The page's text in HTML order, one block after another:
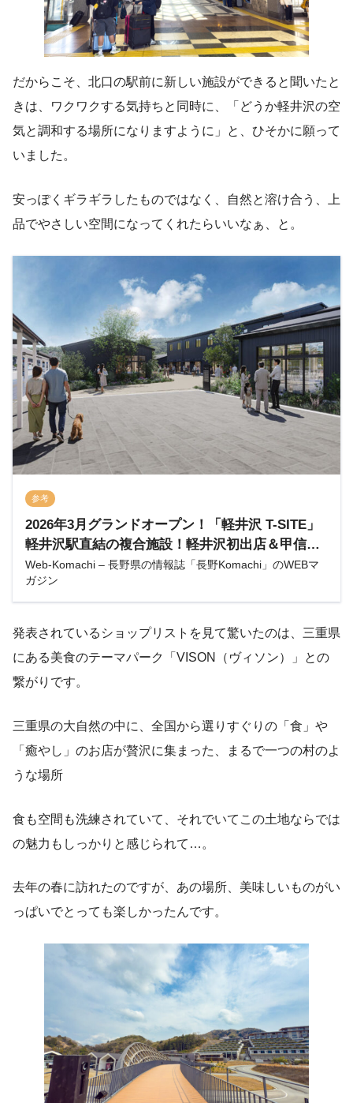
だからこそ、北口の駅前に新しい施設ができると聞いたと
きは、ワクワクする気持ちと同時に、「どうか軽井沢の空
気と調和する場所になりますように」と、ひそかに願って
いました。
安っぽくギラギラしたものではなく、自然と溶け合う、上
品でやさしい空間になってくれたらいいなぁ、と。
参考
2026年3月グランドオープン！「軽井沢 T-SITE」
軽井沢駅直結の複合施設！軽井沢初出店＆甲信越
初出店を含む16店舗が集結＠長野県・軽井沢町 –
Web-Komachi
Web-Komachi – 長野県の情報誌「長野Komachi」のWEBマ
ガジン
発表されているショップリストを見て驚いたのは、三重県
にある美食のテーマパーク「VISON（ヴィソン）」との
繋がりです。
三重県の大自然の中に、全国から選りすぐりの「食」や
「癒やし」のお店が贅沢に集まった、まるで一つの村のよ
うな場所
食も空間も洗練されていて、それでいてこの土地ならでは
の魅力もしっかりと感じられて…。
去年の春に訪れたのですが、あの場所、美味しいものがい
っぱいでとっても楽しかったんです。